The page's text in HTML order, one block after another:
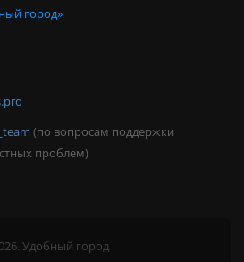
город»
(по вопросам поддержки
проблем)
Удобный город